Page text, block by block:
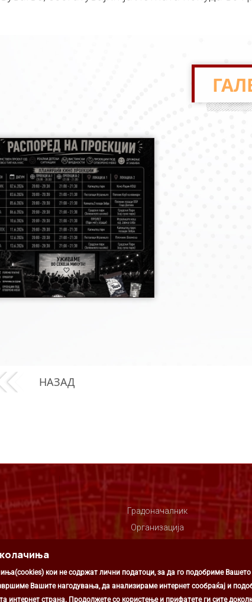
НАЗАД
Градоначалник
Организација
кои не содржат лични податоци, за да го подобриме
Вашите нагодувања, да анализираме интернет сообраќај и
интернет страна. Продолжете со користење и прифатете ги сите